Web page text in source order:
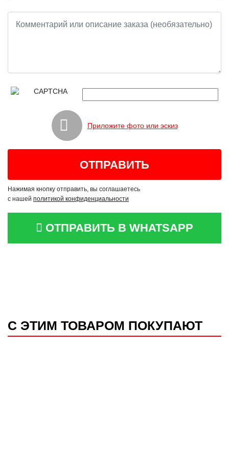
Приложите фото или эскиз
Нажимая кнопку отправить, вы соглашаетесь
с нашей политикой конфиденциальности
ОТПРАВИТЬ В WHATSAPP
С ЭТИМ ТОВАРОМ ПОКУПАЮТ